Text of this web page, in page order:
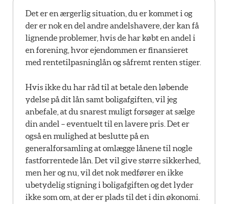
Det er en ærgerlig situation, du er kommet i og
der er nok en del andre andelshavere, der kan få
lignende problemer, hvis de har købt en andel i
en forening, hvor ejendommen er finansieret
med rentetilpasninglån og såfremt renten stiger.
Hvis ikke du har råd til at betale den løbende
ydelse på dit lån samt boligafgiften, vil jeg
anbefale, at du snarest muligt forsøger at sælge
din andel – eventuelt til en lavere pris. Det er
også en mulighed at beslutte på en
generalforsamling at omlægge lånene til nogle
fastforrentede lån. Det vil give større sikkerhed,
men her og nu, vil det nok medfører en ikke
ubetydelig stigning i boligafgiften og det lyder
ikke som om, at der er plads til det i din økonomi.